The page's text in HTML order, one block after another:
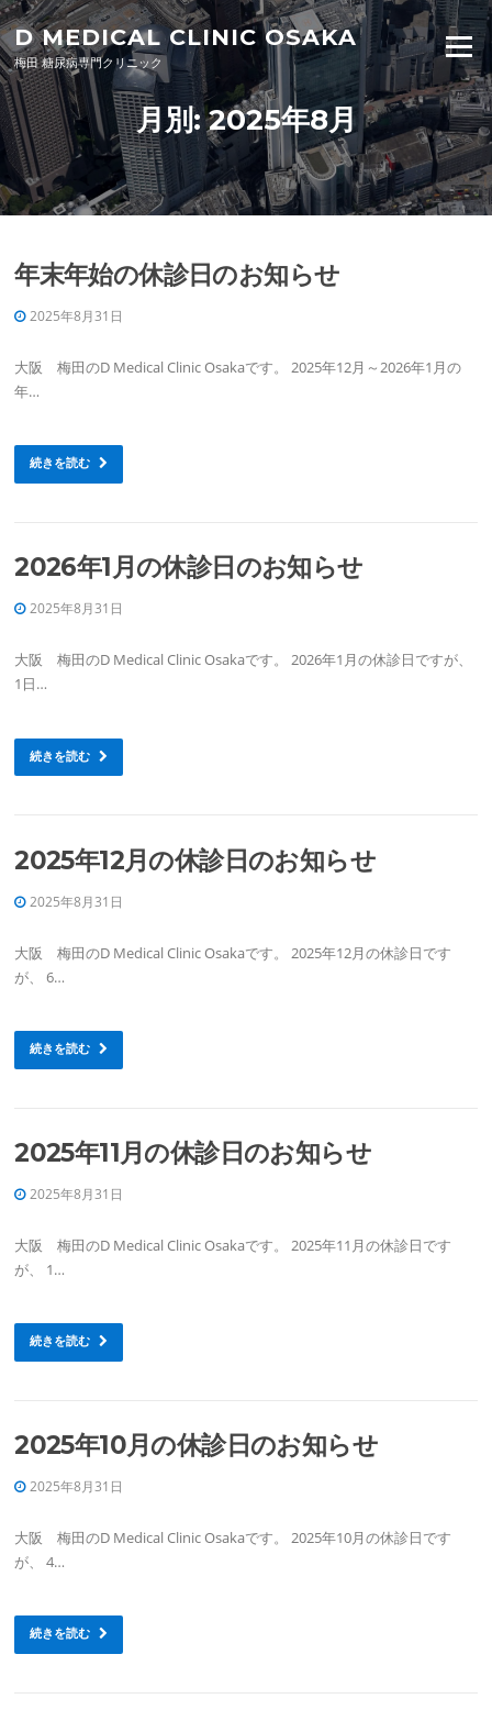
Skip to content
D MEDICAL CLINIC OSAKA
梅田 糖尿病専門クリニック
Menu
月別: 2025年8月
年末年始の休診日のお知らせ
2025年8月31日
大阪 梅田のD Medical Clinic Osakaです。 2025年12月～2026年1月の
年…
続きを読む
2026年1月の休診日のお知らせ
2025年8月31日
大阪 梅田のD Medical Clinic Osakaです。 2026年1月の休診日ですが、
1日…
続きを読む
2025年12月の休診日のお知らせ
2025年8月31日
大阪 梅田のD Medical Clinic Osakaです。 2025年12月の休診日です
が、 6…
続きを読む
2025年11月の休診日のお知らせ
2025年8月31日
大阪 梅田のD Medical Clinic Osakaです。 2025年11月の休診日です
が、 1…
続きを読む
2025年10月の休診日のお知らせ
2025年8月31日
大阪 梅田のD Medical Clinic Osakaです。 2025年10月の休診日です
が、 4…
続きを読む